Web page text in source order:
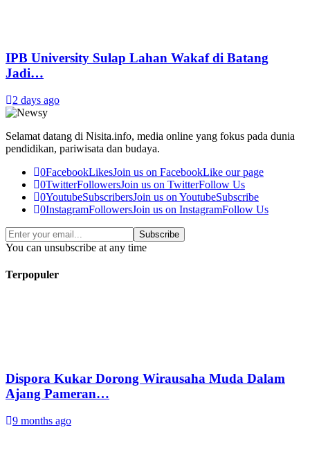
IPB University Sulap Lahan Wakaf di Batang
Jadi…
2 days ago
Selamat datang di Nisita.info, media online yang fokus pada dunia
pendidikan, pariwisata dan budaya.
0FacebookLikesJoin us on FacebookLike our page
0TwitterFollowersJoin us on TwitterFollow Us
0YoutubeSubscribersJoin us on YoutubeSubscribe
0InstagramFollowersJoin us on InstagramFollow Us
Subscribe
You can unsubscribe at any time
Terpopuler
Dispora Kukar Dorong Wirausaha Muda Dalam
Ajang Pameran…
9 months ago